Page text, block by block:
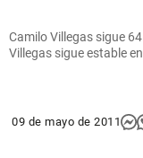
Camilo Villegas sigue
Villegas sigue estable
09 de mayo de 2011